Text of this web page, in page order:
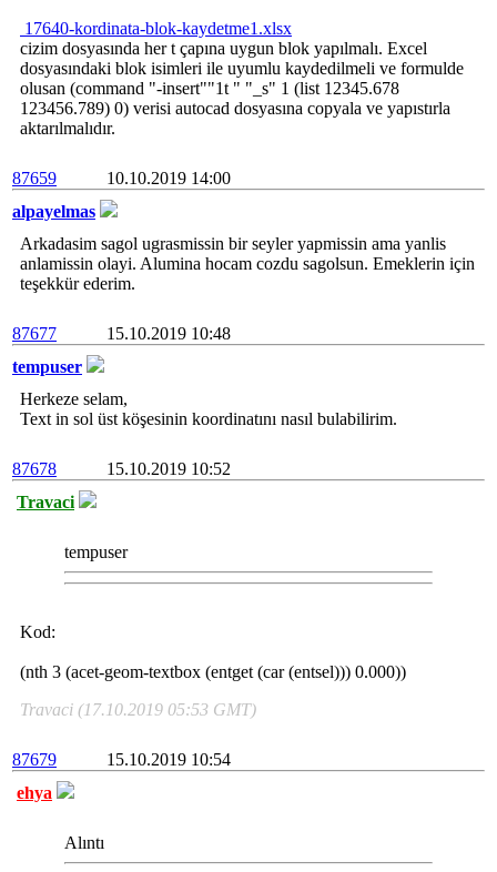
17640-kordinata-blok-kaydetme1.xlsx
cizim dosyasında her t çapına uygun blok yapılmalı. Excel
dosyasındaki blok isimleri ile uyumlu kaydedilmeli ve formulde
olusan (command "-insert""1t " "_s" 1 (list 12345.678
123456.789) 0) verisi autocad dosyasına copyala ve yapıstırla
aktarılmalıdır.
87659
10.10.2019 14:00
alpayelmas
Arkadasim sagol ugrasmissin bir seyler yapmissin ama yanlis
anlamissin olayi. Alumina hocam cozdu sagolsun. Emeklerin için
teşekkür ederim.
87677
15.10.2019 10:48
tempuser
Herkeze selam,
Text in sol üst köşesinin koordinatını nasıl bulabilirim.
87678
15.10.2019 10:52
Travaci
tempuser
Kod:
(nth 3 (acet-geom-textbox (entget (car (entsel))) 0.000))
Travaci (17.10.2019 05:53 GMT)
87679
15.10.2019 10:54
ehya
Alıntı